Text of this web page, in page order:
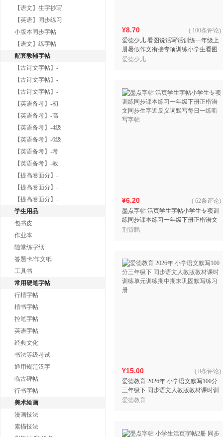
【语文】生字抄写
【英语】同步练习
小版本同步字帖
【语文】练字帖
配套教辅字帖
【古诗文字帖】-
【古诗文字帖】-
【古诗文字帖】-
【英语备考】-初
【英语备考】-高
【英语备考】-4级
【英语备考】-6级
【英语备考】-考
【英语备考】-教
【提高卷面分】-
【提高卷面分】-
【提高卷面分】-
学生用品
包书皮
作业本
随堂练字纸
答题卡/作文纸
工具书
常用硬笔字帖
行楷字帖
楷书字帖
控笔字帖
英语字帖
经典文化
书法等级考试
通用规范汉字
临古碑帖
行书字帖
美术绘画
漫画技法
素描技法
¥8.70
爱德少儿 看图说话写话训练一年级上
册暑假作文衔接专项训练小学生看图
说话写话训练作文书同步作文小学入
( 100条评论)
爱德少儿
¥6.20
墨点字帖 活页学生字帖小学生专项训
练同步课本练习一年级下册正楷语文
同步生字近反义词默写每日一练听写
( 62条评论)
荆霄鹏
¥15.00
爱德教育 2026年 小学语文默写100分
三年级下 同步语文人教版教材课时训
练单元训练期中期末巩固默写练习册
( 8条评论)
爱德教育